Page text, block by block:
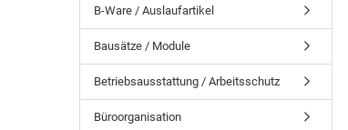
B-Ware / Auslaufartikel
Bausätze / Module
Betriebsausstattung / Arbeitsschutz
Büroorganisation